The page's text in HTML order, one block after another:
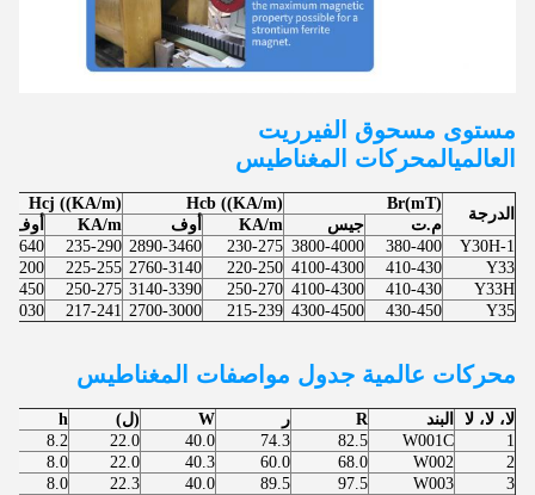
مستوى مسحوق الفيرريت
العالميالمحركات المغناطيس
الدرجة
Br(mT)
Hcb ((KA/m)
Hcj ((KA/m)
م.ت
جيس KA/m أوف KA/m
أوف
Y30H-1
380-400
3800-4000
230-275
2890-3460
235-290
3640
Y33
410-430
4100-4300
220-250
2760-3140
225-255
3200
Y33H
410-430
4100-4300
250-270
3140-3390
250-275
3450
Y35
430-450
4300-4500
215-239
2700-3000
217-241
3030
محركات عالمية جدول مواصفات المغناطيس
لا، لا، لا البند R ر W (ل)
h
1
W001C
82.5
74.3
40.0
22.0
8.2
2
W002
68.0
60.0
40.3
22.0
8.0
3
W003
97.5
89.5
40.0
22.3
8.0